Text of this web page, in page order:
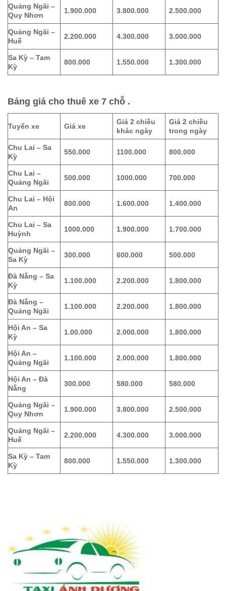
Quảng Ngãi –
Quy Nhơn
1.900.000 3.800.000 2.500.000
Quảng Ngãi –
Huế
2.200.000 4.300.000 3.000.000
Sa Kỳ – Tam
Kỳ
800.000 1.550.000 1.300.000
Bảng giá cho thuê xe 7 chỗ .
Tuyến xe Giá xe
Giá 2 chiều
khác ngày
Giá 2 chiều
trong ngày
Chu Lai – Sa
Kỳ
550.000 1100.000 800.000
Chu Lai –
Quảng Ngãi
500.000 1000.000 700.000
Chu Lai – Hội
An
800.000 1.600.000 1.400.000
Chu Lai – Sa
Huỳnh
1000.000 1.900.000 1.700.000
Quảng Ngãi –
Sa Kỳ
300.000 600.000 500.000
Đà Nẵng – Sa
Kỳ
1.100.000 2.200.000 1.800.000
Đà Nẵng –
Quảng Ngãi
1.100.000 2.200.000 1.800.000
Hội An – Sa
Kỳ
1.00.000 2.000.000 1.800.000
Hội An –
Quảng Ngãi
1.100.000 2.000.000 1.800.000
Hội An – Đà
Nẵng
300.000 580.000 580.000
Quảng Ngãi –
Quy Nhơn
1.900.000 3.800.000 2.500.000
Quảng Ngãi –
Huế
2.200.000 4.300.000 3.000.000
Sa Kỳ – Tam
Kỳ
800.000 1.550.000 1.300.000